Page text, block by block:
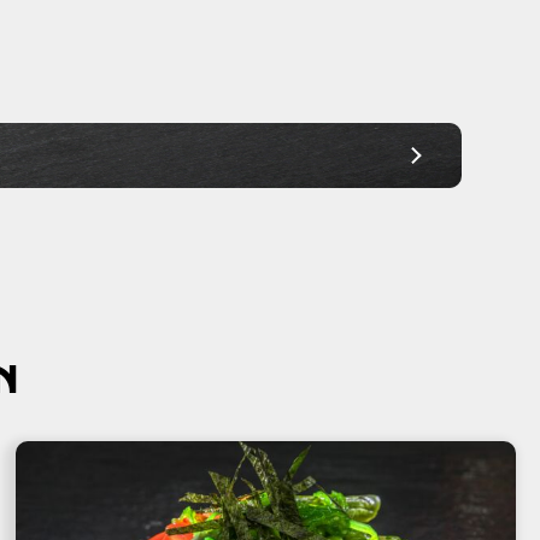
Ab 30,00€
Ab 30,00€
Ab 45,00€